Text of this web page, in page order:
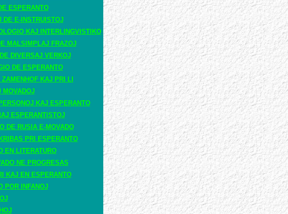
ESPERANTO
DE E-INSTRUISTOJ
KAJ INTERLINGVISTIKO
MALSIMPLAJ FRAZOJ
DIVERSAJ VERKOJ
DE ESPERANTO
KAJ PRI LI
MOVADOJ
KAJ ESPERANTO
ESPERANTISTOJ
DE RUSIA E-MOVADO
PRI ESPERANTO
EN LITERATURO
NE PROGRESAS
KAJ EN ESPERANTO
POR INFANOJ